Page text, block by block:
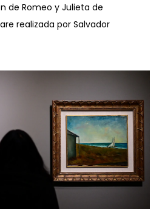
de Romeo y Julieta de
realizada por Salvador